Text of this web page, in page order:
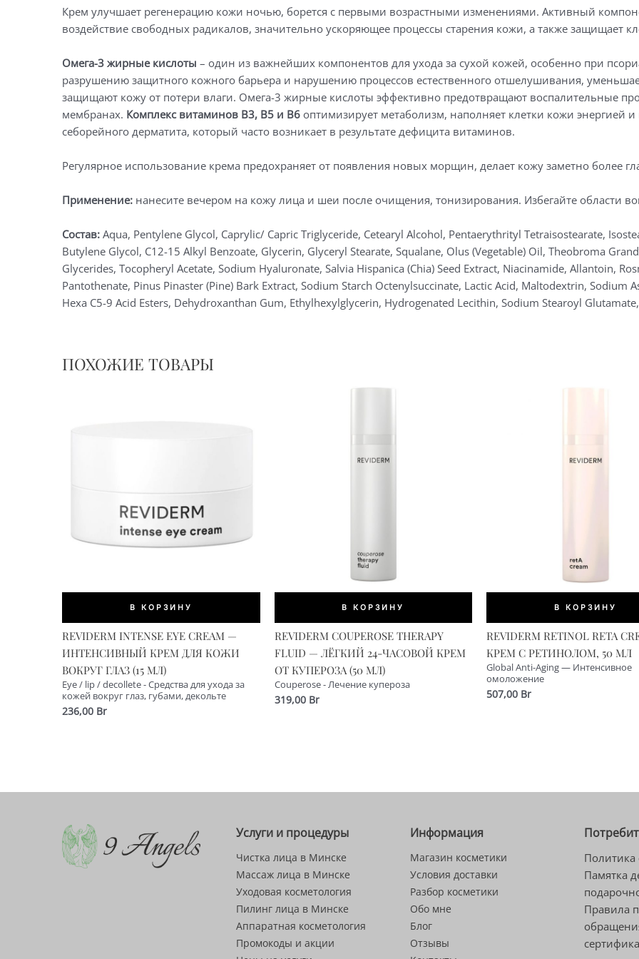
Крем улучшает регенерацию кожи ночью, борется с первыми возрастными изменениями. Активный
воздействие свободных радикалов, значительно ускоряющее процессы старения кожи, а также защищает
Омега-3 жирные кислоты – один из важнейших компонентов для ухода за сухой кожей, особенно при
разрушению защитного кожного барьера и нарушению процессов естественного отшелушивания,
защищают кожу от потери влаги. Омега-3 жирные кислоты эффективно предотвращают воспалительные
мембранах. Комплекс витаминов В3, В5 и В6 оптимизирует метаболизм, наполняет клетки кожи энергией
себорейного дерматита, который часто возникает в результате дефицита витаминов.
Регулярное использование крема предохраняет от появления новых морщин, делает кожу заметно более
Применение: нанесите вечером на кожу лица и шеи после очищения, тонизирования. Избегайте области
Состав: Aqua, Pentylene Glycol, Caprylic/ Capric Triglyceride, Cetearyl Alcohol, Pentaerythrityl Tetraisostearate,
Butylene Glycol, C12-15 Alkyl Benzoate, Glycerin, Glyceryl Stearate, Squalane, Olus (Vegetable) Oil, Theobroma
Glycerides, Tocopheryl Acetate, Sodium Hyaluronate, Salvia Hispanica (Chia) Seed Extract, Niacinamide, Allantoin,
Pantothenate, Pinus Pinaster (Pine) Bark Extract, Sodium Starch Octenylsuccinate, Lactic Acid, Maltodextrin,
Hexa C5-9 Acid Esters, Dehydroxanthan Gum, Ethylhexylglycerin, Hydrogenated Lecithin, Sodium Stearoyl
ПОХОЖИЕ ТОВАРЫ
В КОРЗИНУ
REVIDERM INTENSE EYE CREAM —
ИНТЕНСИВНЫЙ КРЕМ ДЛЯ КОЖИ
ВОКРУГ ГЛАЗ (15 МЛ)
Eye / lip / decollete - Средства для ухода за
кожей вокруг глаз, губами, декольте
236,00 Br
В КОРЗИНУ
REVIDERM COUPEROSE THERAPY
FLUID — ЛЁГКИЙ 24-ЧАСОВОЙ КРЕМ
ОТ КУПЕРОЗА (50 МЛ)
Couperose - Лечение купероза
319,00 Br
В КОРЗИНУ
REVIDERM RETINOL RETA
КРЕМ С РЕТИНОЛОМ, 50 МЛ
Global Anti-Aging — Интенсивное
омоложение
507,00 Br
Услуги и процедуры
Чистка лица в Минске
Массаж лица в Минске
Уходовая косметология
Пилинг лица в Минске
Аппаратная косметология
Промокоды и акции
Информация
Магазин косметики
Условия доставки
Разбор косметики
Обо мне
Блог
Отзывы
Политика
Памятка
Правила